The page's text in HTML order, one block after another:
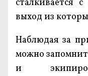
сталкивается
выход из
Наблюдая за
можно
и